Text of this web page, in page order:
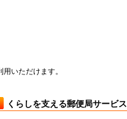
いただけます。
くらしを支える郵便局サービス